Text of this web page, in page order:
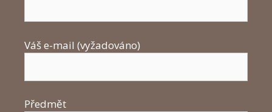
Váš e-mail (vyžadováno)
Předmět